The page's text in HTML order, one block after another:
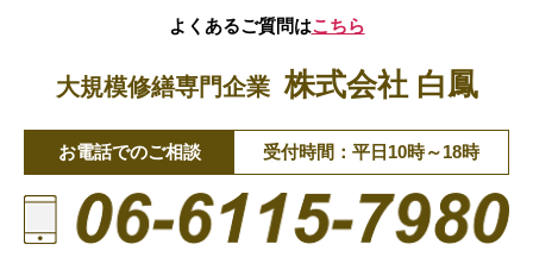
よくあるご質問はこちら
大規模修繕専門企業 株式会社 白鳳
お電話でのご相談 受付時間：平日10時～18時